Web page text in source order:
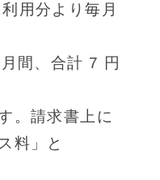
用分より毎月
間、合計 7 円
。請求書上に
料」と